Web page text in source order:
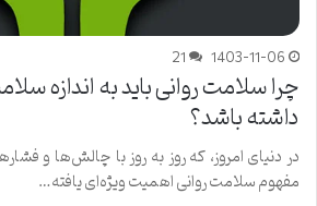
1403-11-06
21
چرا سلامت روانی باید به
داشته باشد؟
در دنیای امروز، که روز به روز با چالش‌ها و
مفهوم سلامت روانی اهمیت ویژه‌ای یافته…